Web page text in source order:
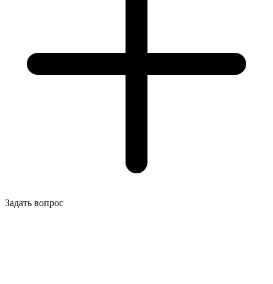
Задать вопрос